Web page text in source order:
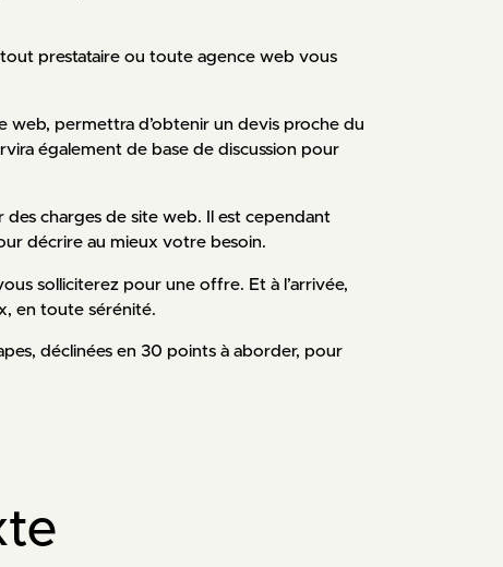
prestataire ou toute agence web vous
web, permettra d’obtenir un devis proche du
également de base de discussion pour
des charges de site web. Il est cependant
décrire au mieux votre besoin.
solliciterez pour une offre. Et à l’arrivée,
en toute sérénité.
déclinées en 30 points à aborder, pour